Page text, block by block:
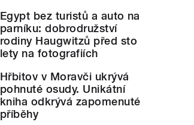
Egypt bez turistů a auto na
parníku: dobrodružství
rodiny Haugwitzů před sto
lety na fotografiích
Hřbitov v Moravči ukrývá
pohnuté osudy. Unikátní
kniha odkrývá zapomenuté
příběhy